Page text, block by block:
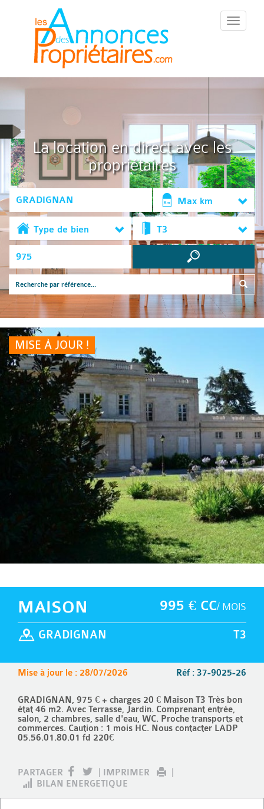
::Menu::
La location en direct avec les
propriétaires
Max km
Type de bien T3
MISE À JOUR !
995 € CC/ MOIS
MAISON
T3
GRADIGNAN
Réf : 37-9025-26
Mise à jour le : 28/07/2026
GRADIGNAN, 975 € + charges 20 € Maison T3 Très bon
état 46 m2. Avec Terrasse, Jardin. Comprenant entrée,
salon, 2 chambres, salle d'eau, WC. Proche transports et
commerces. Caution : 1 mois HC. Nous contacter LADP
05.56.01.80.01 fd 220€
PARTAGER IMPRIMER
BILAN ENERGETIQUE